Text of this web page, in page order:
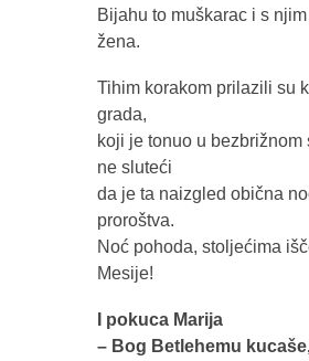
Bijahu to muškarac i s
žena.
Tihim korakom prilazili su
grada,
koji je tonuo u bezbrižnom
ne sluteći
da je ta naizgled obična
proroštva.
Noć pohoda, stoljećima
Mesije!
I pokuca Marija
– Bog Betlehemu